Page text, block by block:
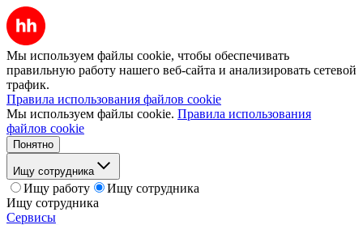
Мы используем файлы cookie, чтобы обеспечивать
правильную работу нашего веб-сайта и анализировать сетевой
трафик.
Правила использования файлов cookie
Мы используем файлы cookie. Правила использования
файлов cookie
Понятно
Ищу сотрудника
Ищу работу
Ищу сотрудника
Ищу сотрудника
Сервисы